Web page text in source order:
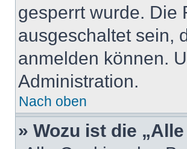
gesperrt wurde. Die
ausgeschaltet sein,
anmelden können.
Administration.
Nach oben
» Wozu ist die